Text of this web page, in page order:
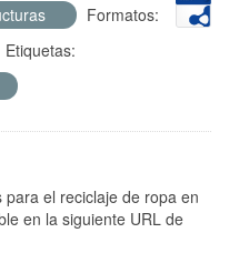
Formatos:
Etiquetas:
el reciclaje de ropa en
en la siguiente URL de